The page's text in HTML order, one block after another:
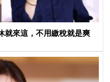
就來這，不用繳稅就是爽